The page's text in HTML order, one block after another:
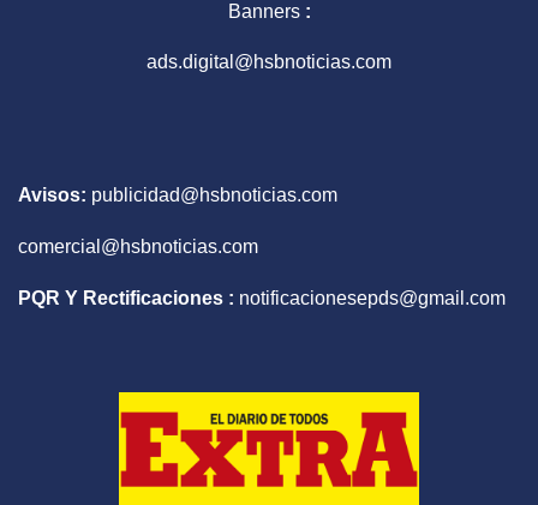
Banners :
ads.digital@hsbnoticias.com
Avisos: publicidad@hsbnoticias.com
comercial@hsbnoticias.com
PQR Y Rectificaciones : notificacionesepds@gmail.com